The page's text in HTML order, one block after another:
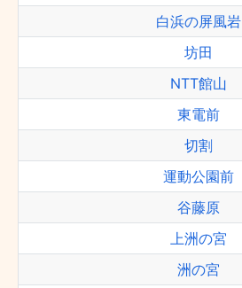
白浜の屏風岩
坊田
NTT館山
東電前
切割
運動公園前
谷藤原
上洲の宮
洲の宮